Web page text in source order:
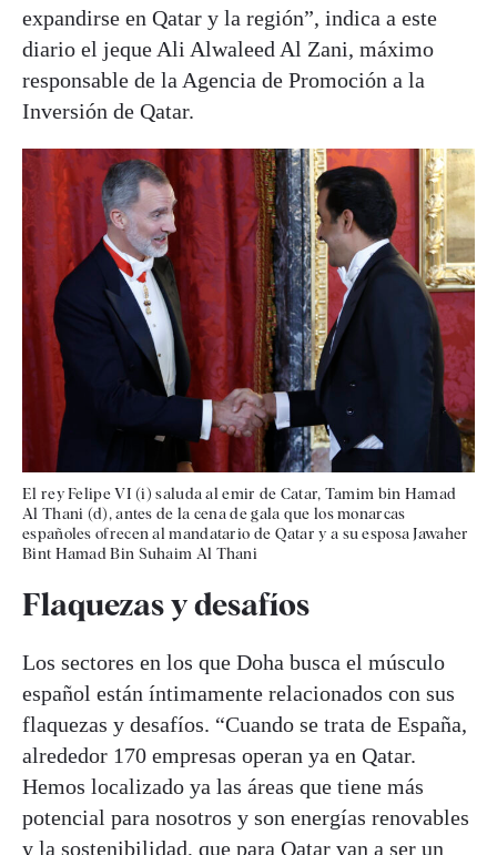
expandirse en Qatar y la región”, indica a este
diario el jeque Ali Alwaleed Al Zani, máximo
responsable de la Agencia de Promoción a la
Inversión de Qatar.
El rey Felipe VI (i) saluda al emir de Catar, Tamim bin Hamad
Al Thani (d), antes de la cena de gala que los monarcas
españoles ofrecen al mandatario de Qatar y a su esposa Jawaher
Bint Hamad Bin Suhaim Al Thani
Flaquezas y desafíos
Los sectores en los que Doha busca el músculo
español están íntimamente relacionados con sus
flaquezas y desafíos. “Cuando se trata de España,
alrededor 170 empresas operan ya en Qatar.
Hemos localizado ya las áreas que tiene más
potencial para nosotros y son energías renovables
y la sostenibilidad, que para Qatar van a ser un